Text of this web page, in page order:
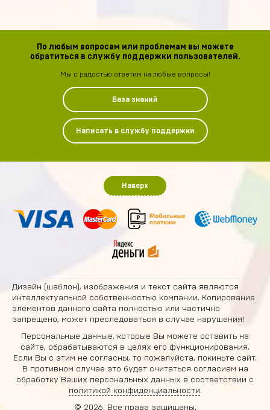
По любым вопросам или проблемам вы можете
обратиться в службу поддержки пользователей.
Мы с радостью ответим на любые вопросы!
База знаний
Написать в службу поддержки
Наверх
Дизайн (шаблон), изображения и текст сайта являются
интеллектуальной собственностью компании. Копирование
элементов данного сайта полностью или частично
запрещено, может преследоваться в случае нарушения!
Персональные данные, которые Вы можете оставить на
сайте, обрабатываются в целях его функционирования.
Если Вы с этим не согласны, то пожалуйста, покиньте сайт.
В противном случае это будет считаться согласием на
обработку Ваших персональных данных в соответствии с
политикой конфиденциальности.
© 2026. Все права защищены.